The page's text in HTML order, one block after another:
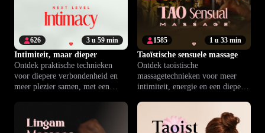
3 u 59 min
626
Intimiteit, maar dieper
Ontdek praktische technieken
voor diepere verbondenheid en
meer plezier samen, met een
1 u 33 min
1585
Taoïstische sensuele massage
Ontdek taoïstische
massagetechnieken voor meer
intimiteit, energie en een diepere